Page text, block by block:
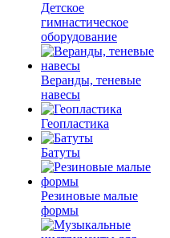
Детское
гимнастическое
оборудование
Веранды, теневые
навесы
Геопластика
Батуты
Резиновые малые
формы